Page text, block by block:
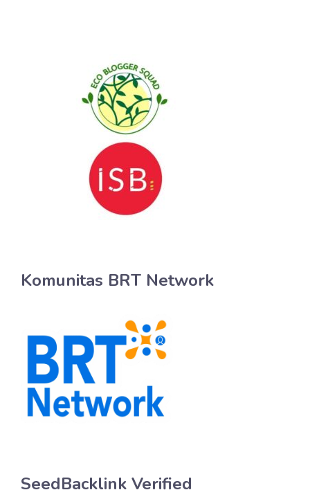
Komunitas BRT Network
SeedBacklink Verified